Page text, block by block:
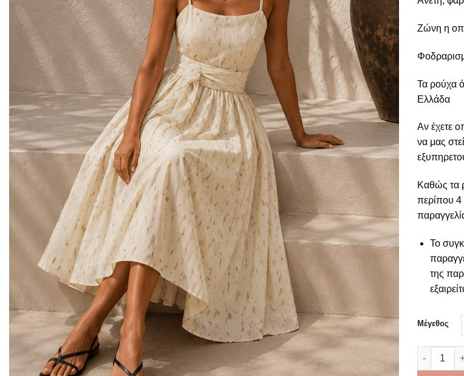
Ζώνη η
Τα ρούχα
Ελλάδα
Αν έχετε
να μας
Καθώς τα
περίπου 4
Το
της
Μέγεθος
Ivory